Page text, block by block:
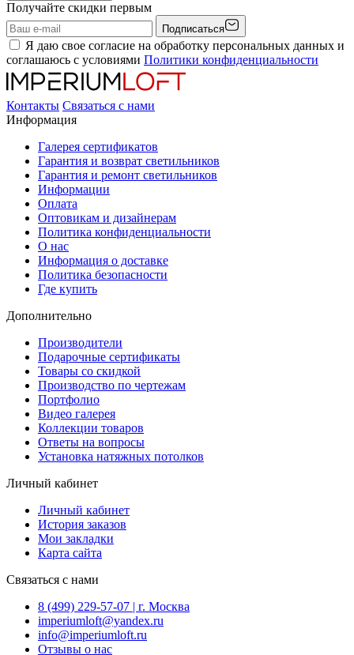
Получайте скидки первым
Подписаться
Я даю свое согласие на обработку персональных данных и
соглашаюсь с условиями Политики конфиденциальности
Контакты Связаться с нами
Информация
Галерея сертификатов
Гарантия и возврат светильников
Гарантия и ремонт светильников
Информации
Оплата
Оптовикам и дизайнерам
Политика конфиденциальности
О нас
Информация о доставке
Политика безопасности
Где купить
Дополнительно
Производители
Подарочные сертификаты
Товары со скидкой
Производство по чертежам
Портфолио
Видео галерея
Коллекции товаров
Ответы на вопросы
Установка натяжных потолков
Личный кабинет
Личный кабинет
История заказов
Мои закладки
Карта сайта
Связаться с нами
8 (499) 229-57-07 | г. Москва
imperiumloft@yandex.ru
info@imperiumloft.ru
Отзывы о нас